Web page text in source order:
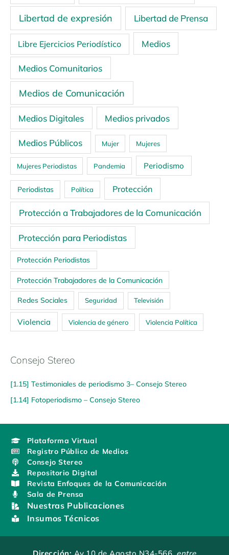
Libertad de expresión Libertad de Prensa
Libre Ejercicios Periodístico Medios
Medios Comunitarios
Medios de Comunicación
Medios Digitales Medios privados
Medios Públicos Mujer Mujeres
Mujeres Periodistas Pandemia Periodismo
Periodistas Política Protección
Protección a Trabajadores de la Comunicación
Protección para Periodistas
Protección Periodistas
Protección Trabajadores de la Comunicación
Redes Sociales Seguridad Televisión
Violencia Violencia de género Violencia Política
Consejo Stereo
[1.15] Testimoniales de periodismo 3– Consejo Stereo
[1.14] Fotoperiodismo – Consejo Stereo
Plataforma Virtual
Registro Público de Medios
Consejo Stereo
Repositorio Digital
Revista Enfoques de la Comunicación
Sala de Prensa
Nuestras Publicaciones
Insumos Técnicos